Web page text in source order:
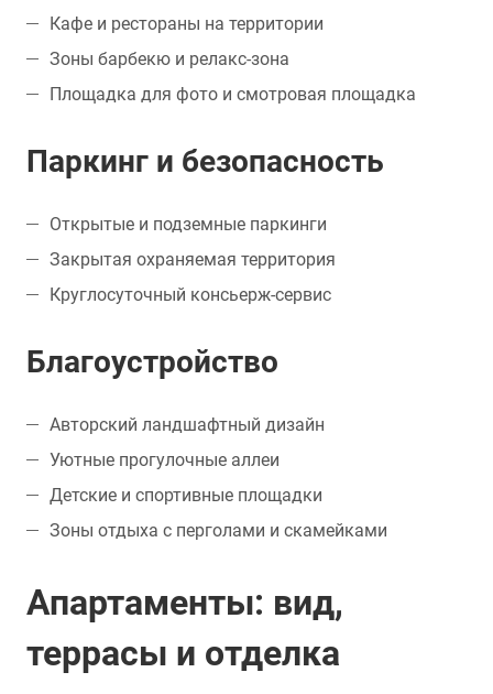
Кафе и рестораны на территории
Зоны барбекю и релакс-зона
Площадка для фото и смотровая площадка
Паркинг и безопасность
Открытые и подземные паркинги
Закрытая охраняемая территория
Круглосуточный консьерж-сервис
Благоустройство
Авторский ландшафтный дизайн
Уютные прогулочные аллеи
Детские и спортивные площадки
Зоны отдыха с перголами и скамейками
Апартаменты: вид,
террасы и отделка